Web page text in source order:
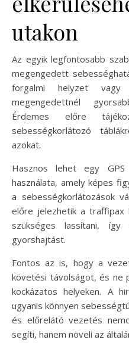
utakon
Az egyik legfontosabb
megengedett
forgalmi helyzet
megengedettnél
Érdemes előre
sebességkorlátozó
azokat.
Hasznos lehet egy GPS
használata, amely képes
a sebességkorlátozások
előre jelezhetik a traffipax
szükséges lassítani, így
gyorshajtást.
Fontos az is, hogy a
követési távolságot, és ne
kockázatos helyeken. A
ugyanis könnyen
és előrelátó vezetés
segíti, hanem növeli az